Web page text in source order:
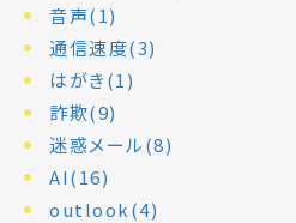
音声(1)
通信速度(3)
はがき(1)
詐欺(9)
迷惑メール(8)
AI(16)
outlook(4)